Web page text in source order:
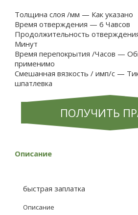
Толщина слоя /мм — Как указано
Время отверждения — 6 Чавсов
Продолжительность
Минут
Время перепокрытия /Часов —
применимо
Смешанная вязкость / имп/c —
шпатлевка
ПОЛУЧИТЬ
Описание
быстрая заплатка
Описание